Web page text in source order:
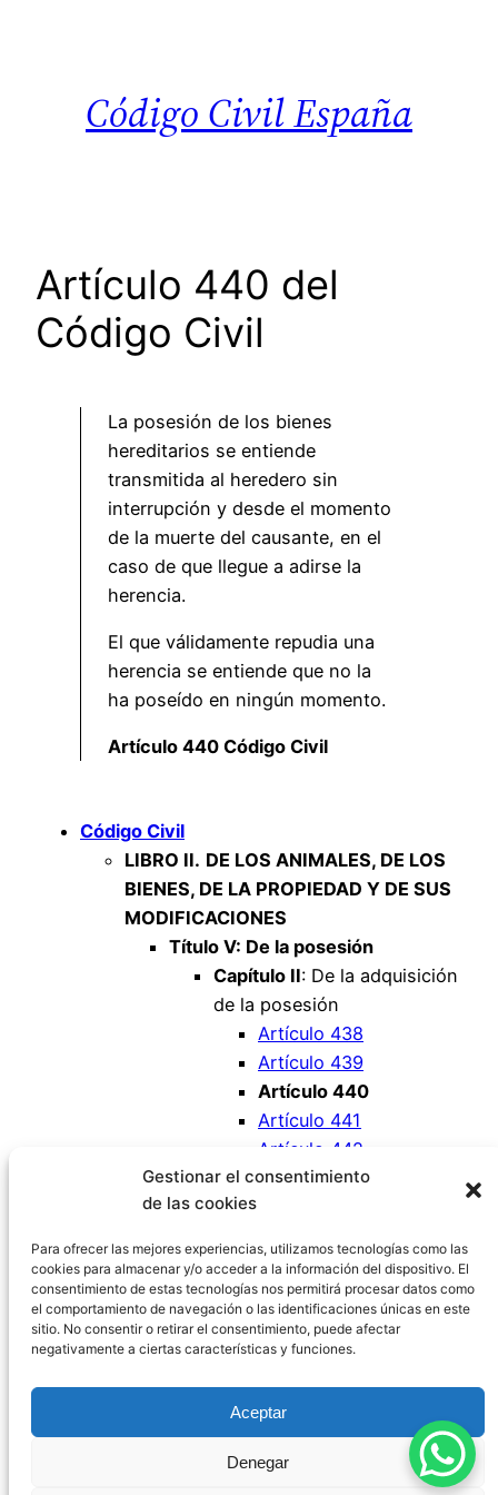
Gestionar el consentimiento
de las cookies
Para ofrecer las mejores experiencias, utilizamos tecnologías como las
cookies para almacenar y/o acceder a la información del dispositivo. El
consentimiento de estas tecnologías nos permitirá procesar datos como
el comportamiento de navegación o las identificaciones únicas en este
sitio. No consentir o retirar el consentimiento, puede afectar
negativamente a ciertas características y funciones.
Aceptar
Denegar
Código Civil España
Artículo 440 del
Código Civil
La posesión de los bienes
hereditarios se entiende
transmitida al heredero sin
interrupción y desde el momento
de la muerte del causante, en el
caso de que llegue a adirse la
herencia.
El que válidamente repudia una
herencia se entiende que no la
ha poseído en ningún momento.
Artículo 440 Código Civil
Código Civil
LIBRO II. DE LOS ANIMALES, DE LOS
BIENES, DE LA PROPIEDAD Y DE SUS
MODIFICACIONES
Título V: De la posesión
Capítulo II: De la adquisición
de la posesión
Artículo 438
Artículo 439
Artículo 440
Artículo 441
Artículo 442
Artículo 443
Política de Privacidad
Política de